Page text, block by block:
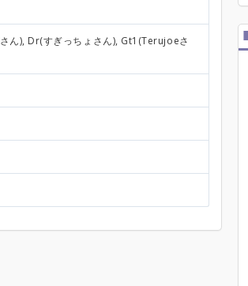
ん), Dr(すぎっちょさん), Gt1(Terujoeさ